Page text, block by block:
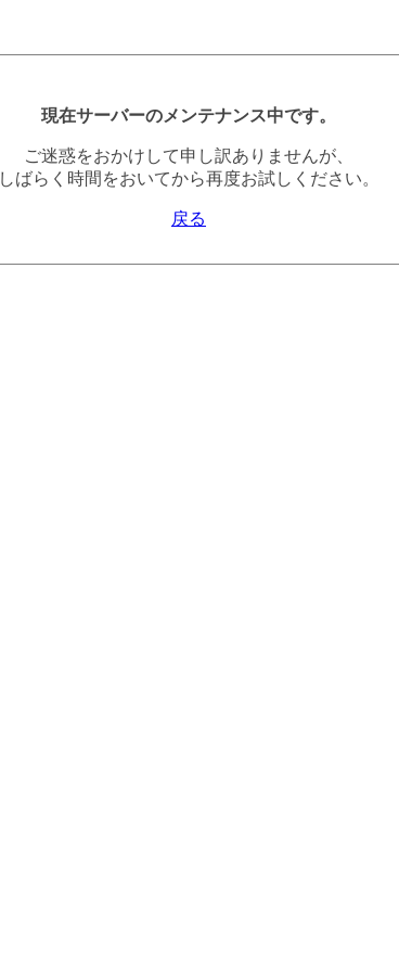
現在サーバーのメンテナンス中です。
ご迷惑をおかけして申し訳ありませんが、
しばらく時間をおいてから再度お試しください。
戻る